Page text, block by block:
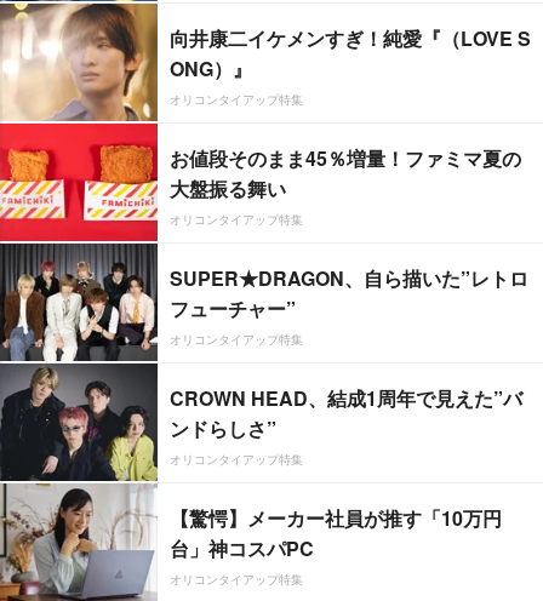
向井康二イケメンすぎ！純愛『（LOVE S
ONG）』
オリコンタイアップ特集
お値段そのまま45％増量！ファミマ夏の
大盤振る舞い
オリコンタイアップ特集
SUPER★DRAGON、自ら描いた”レトロ
フューチャー”
オリコンタイアップ特集
CROWN HEAD、結成1周年で見えた”バ
ンドらしさ”
オリコンタイアップ特集
【驚愕】メーカー社員が推す「10万円
台」神コスパPC
オリコンタイアップ特集